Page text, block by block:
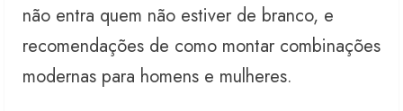
não entra quem não estiver de branco, e
recomendações de como montar combinações
modernas para homens e mulheres.